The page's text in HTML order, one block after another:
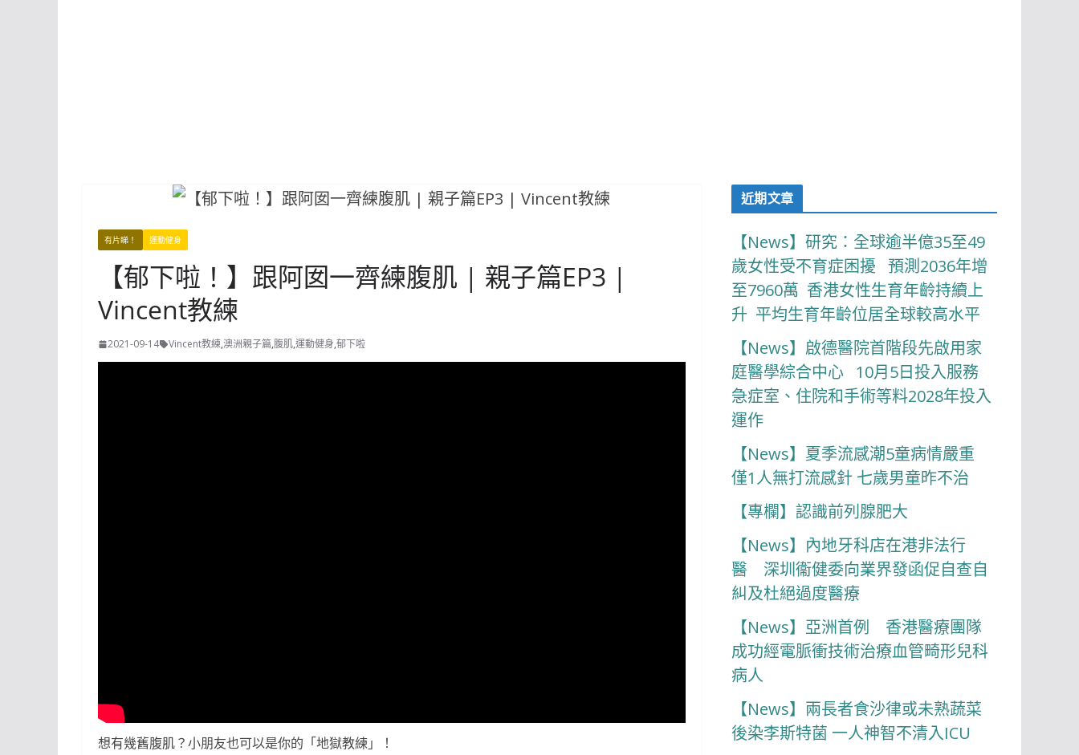
有片睇！ 運動健身
【郁下啦！】跟阿囡一齊練腹肌 | 親子篇EP3 |
Vincent教練
2021-09-14 Vincent教練,澳洲親子篇,腹肌,運動健身,郁下啦
想有幾舊腹肌？小朋友也可以是你的「地獄教練」！
近期文章
【News】研究：全球逾半億35至49
歲女性受不育症困擾 預測2036年增
至7960萬 香港女性生育年齡持續上
升 平均生育年齡位居全球較高水平
【News】啟德醫院首階段先啟用家
庭醫學綜合中心 10月5日投入服務
急症室、住院和手術等料2028年投入
運作
【News】夏季流感潮5童病情嚴重
僅1人無打流感針 七歲男童昨不治
【專欄】認識前列腺肥大
【News】內地牙科店在港非法行
醫 深圳衞健委向業界發函促自查自
糾及杜絕過度醫療
【News】亞洲首例 香港醫療團隊
成功經電脈衝技術治療血管畸形兒科
病人
【News】兩長者食沙律或未熟蔬菜
後染李斯特菌 一人神智不清入ICU